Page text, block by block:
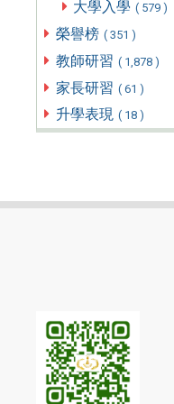
大學入學 ( 579 )
榮譽榜 ( 351 )
教師研習 ( 1,878 )
家長研習 ( 61 )
升學表現 ( 18 )